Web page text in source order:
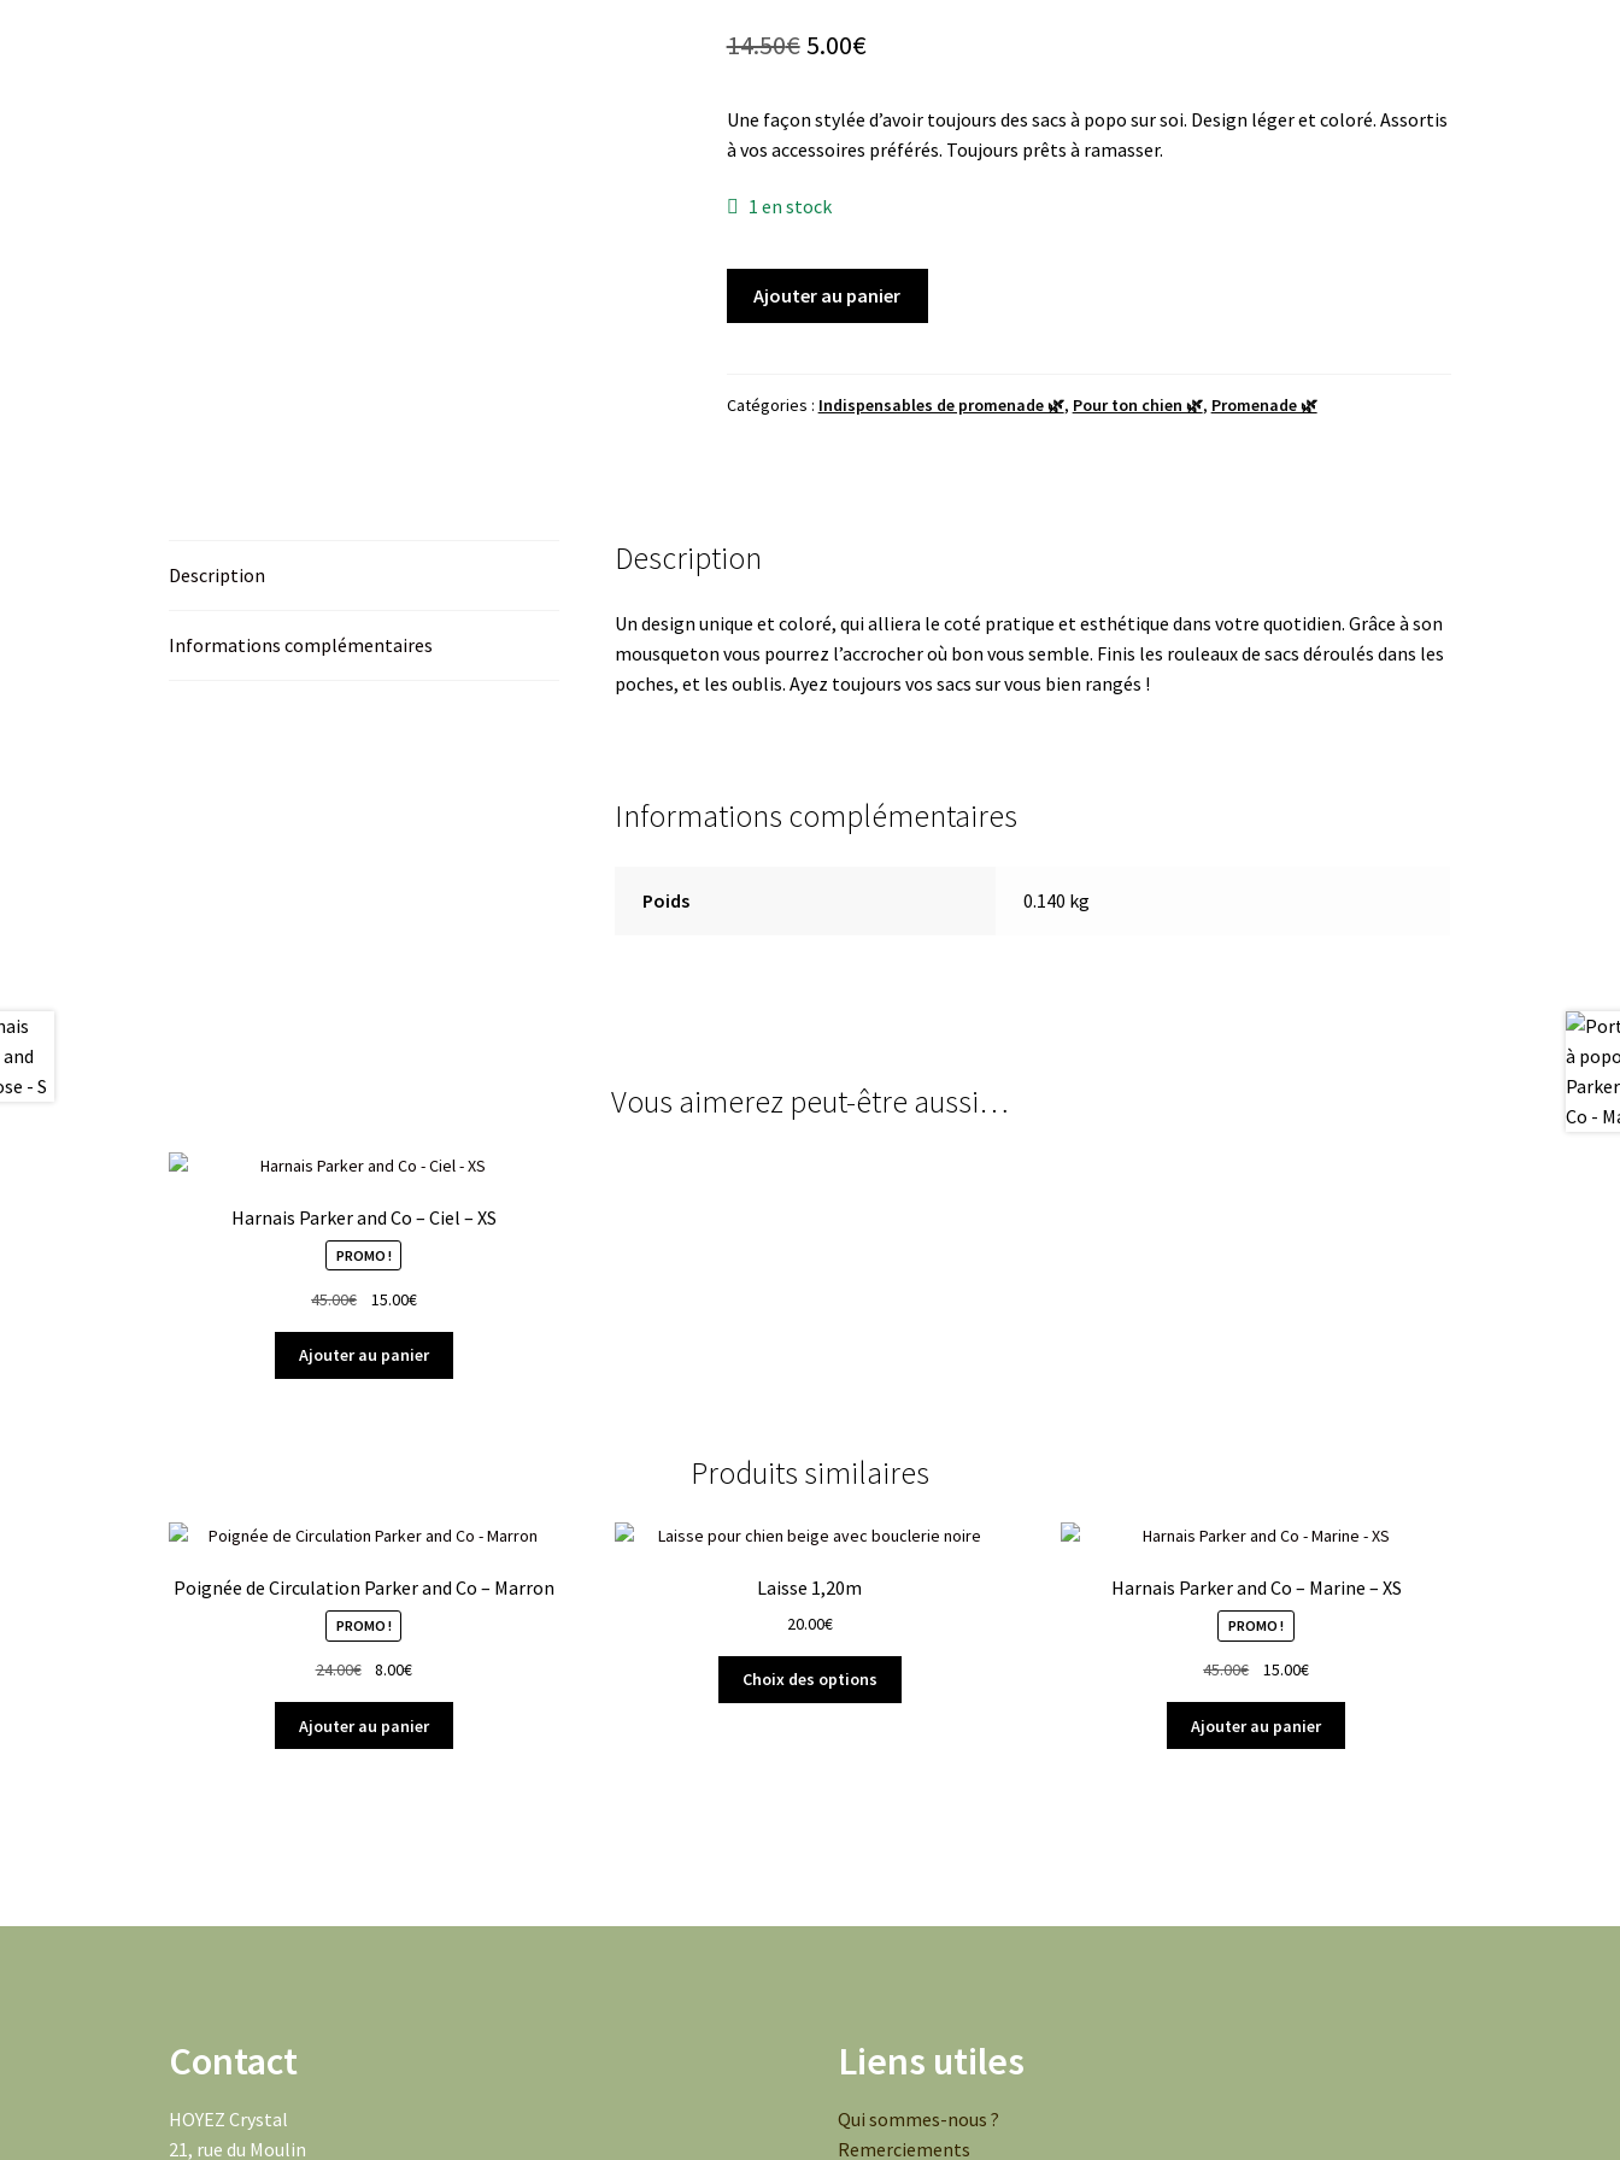
14.50€Le
initial
14.50€.
5.00€Le
actuel
Une façon stylée d’avoir toujours des sacs à popo sur soi. Design léger et coloré. Assortis
à vos accessoires préférés. Toujours prêts à ramasser.
1 en stock
à
-
Ajouter au panier
Catégories : Indispensables de promenade 🌿, Pour ton chien 🌿, Promenade 🌿
Description
Informations complémentaires
Description
Un design unique et coloré, qui alliera le coté pratique et esthétique dans votre quotidien. Grâce à son
mousqueton vous pourrez l’accrocher où bon vous semble. Finis les rouleaux de sacs déroulés dans les
poches, et les oublis. Ayez toujours vos sacs sur vous bien rangés !
Informations complémentaires
Poids 0.140 kg
Vous aimerez peut-être aussi…
Harnais Parker and Co – Ciel – XS
PROMO !
45.00€
Le
initial
était :
15.00€Le
actuel
est :
Ajouter au panier
Produits similaires
Poignée de Circulation Parker and Co – Marron
PROMO !
24.00€
Le
initial
était :
8.00€Le
actuel
est :
Ajouter au panier
Laisse 1,20m
20.00€
Choix des options
Harnais Parker and Co – Marine – XS
PROMO !
45.00€
Le
initial
était :
15.00€Le
actuel
est :
Ajouter au panier
Contact
HOYEZ Crystal
21, rue du Moulin
Liens utiles
Qui sommes-nous ?
Remerciements